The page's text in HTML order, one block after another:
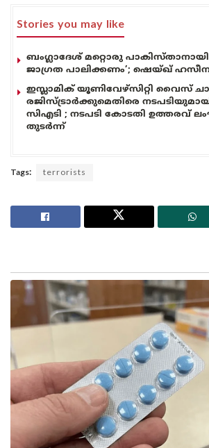
Stories you may like
ബംഗ്ലാദേശ് മറ്റൊരു
ജാഗ്രത പാലിക്കണം’; ഷെയ്ഖ്
ഇസ്ലാമിക് യൂണിവേഴ്സിറ്റി വൈസ്
രജിസ്ട്രാർക്കുമെതിരെ
സിഎടി ; നടപടി കോടതി ഉത്തരവ്
തുടർന്ന്
Tags: terrorists